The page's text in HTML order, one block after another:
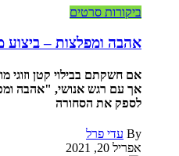
ביקורות סרטים
אהבה ומפלצות – ביצוע
אם חשקתם בבילוי קטן וזוגי
אך עם רגש אנושי, "אהבה
לספק את הסחורה
By עדי פרל
אפריל 20, 2021